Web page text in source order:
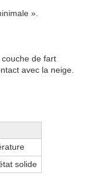
».
de fart
avec la neige.
solide